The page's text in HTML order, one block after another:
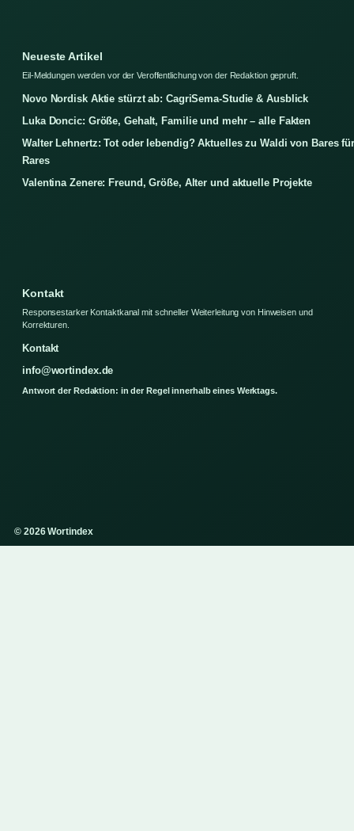
Neueste Artikel
Eil-Meldungen werden vor der Veroffentlichung von der Redaktion gepruft.
Novo Nordisk Aktie stürzt ab: CagriSema-Studie & Ausblick
Luka Doncic: Größe, Gehalt, Familie und mehr – alle Fakten
Walter Lehnertz: Tot oder lebendig? Aktuelles zu Waldi von Bares
Rares
Valentina Zenere: Freund, Größe, Alter und aktuelle Projekte
Kontakt
Responsestarker Kontaktkanal mit schneller Weiterleitung von Hinweisen und
Korrekturen.
Kontakt
info@wortindex.de
Antwort der Redaktion: in der Regel innerhalb eines Werktags.
© 2026 Wortindex